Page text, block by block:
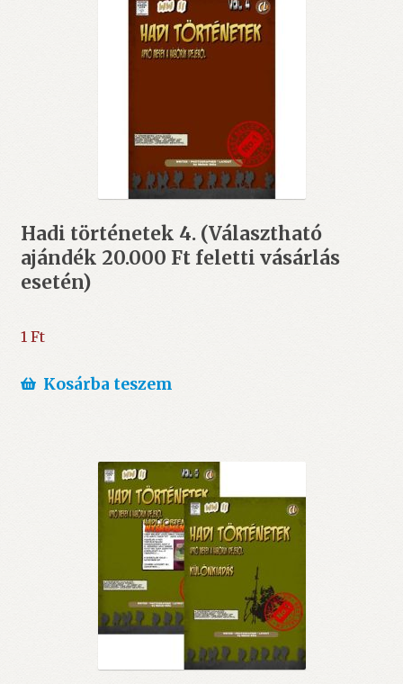
Hadi történetek 4. (Választható
ajándék 20.000 Ft feletti vásárlás
esetén)
1 Ft
Kosárba teszem